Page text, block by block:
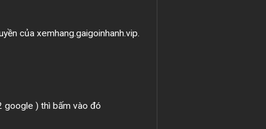
của xemhang.gaigoinhanh.vip.
google ) thì bấm vào đó